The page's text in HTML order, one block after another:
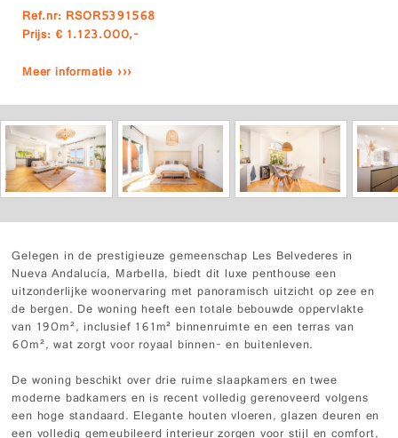
Ref.nr: RSOR5391568
Prijs: € 1.123.000,-
Meer informatie ›››
Gelegen in de prestigieuze gemeenschap Les Belvederes in
Nueva Andalucía, Marbella, biedt dit luxe penthouse een
uitzonderlijke woonervaring met panoramisch uitzicht op zee en
de bergen. De woning heeft een totale bebouwde oppervlakte
van 190m², inclusief 161m² binnenruimte en een terras van
60m², wat zorgt voor royaal binnen- en buitenleven.
De woning beschikt over drie ruime slaapkamers en twee
moderne badkamers en is recent volledig gerenoveerd volgens
een hoge standaard. Elegante houten vloeren, glazen deuren en